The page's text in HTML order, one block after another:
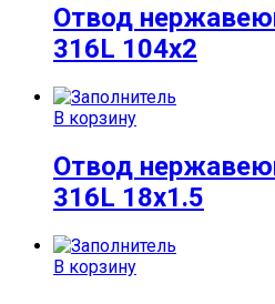
Отвод
316L 104х2
В корзину
Отвод
316L 18х1.5
В корзину